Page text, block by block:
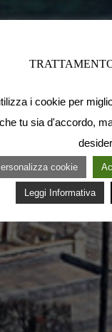
i cookie per
tu sia d'accordo,
cookie
Leggi Informativa